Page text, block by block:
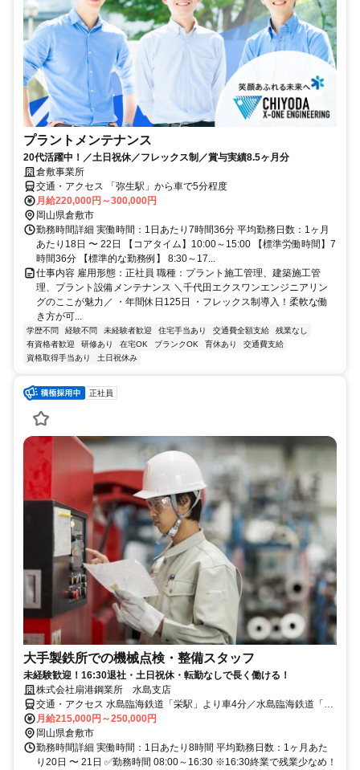
プラントメンテナンス
20代活躍中！／土日祝休／フレックス制／賞与実績8.5ヶ月分
倉敷事業所
交通・アクセス 「弥生駅」から車で5分程度
月給220,000円～300,000円
岡山県倉敷市
勤務時間詳細 実働時間：1日あたり7時間36分 平均勤務日数：1ヶ月
あたり18日 〜 22日 【コアタイム】10:00～15:00 【標準労働時間】7
時間36分 【標準的な勤務例】 8:30～17...
仕事内容 雇用形態：正社員 職種：プラント施工管理、建築施工管
理、プラント設備メンテナンス ＼千代田エクスワンエンジニアリン
グのここが魅力／ ・年間休日125日 ・フレックス制導入！柔軟な働
き方が可...
学歴不問 経験不問 未経験者歓迎 住宅手当あり 交通費全額支給
残業なし
有資格者歓迎
研修あり 在宅OK ブランクOK 育休あり
交通費支給
資格取得手当あり
土日祝休み
正社員
大手製鉄所での機械点検・整備スタッフ
未経験歓迎！16:30退社・土日祝休・転勤なしで長く働ける！
株式会社扇港鋼業所 水島支店
交通・アクセス ⽔島臨海鉄道「栄駅」より⾞4分／⽔島臨海鉄道「常
盤駅」徒歩12分。マイカー通勤可
月給215,000円～250,000円
岡山県倉敷市
勤務時間詳細 実働時間：1日あたり8時間 平均勤務日数：1ヶ月あた
り20日 〜 21日 ✅勤務時間 08:00～16:30 ※16:30終業で残業少なめ！